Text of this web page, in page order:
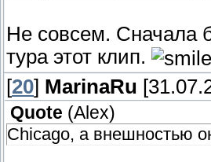
Не совсем. Сначала
тура этот клип.
[20] MarinaRu
Quote (Alex)
Chicago, а внешностью